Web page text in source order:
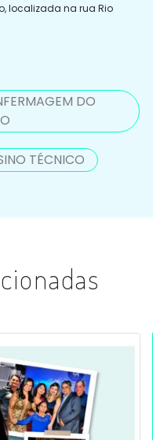
localizada na rua Rio
DO
TÉCNICO